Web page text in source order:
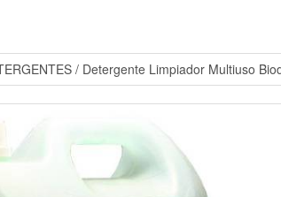
/ Detergente Limpiador Multiuso